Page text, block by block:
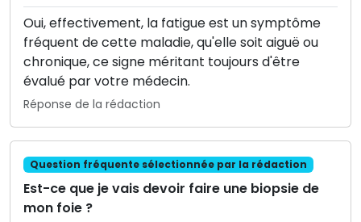
Oui, effectivement, la fatigue est un symptôme
fréquent de cette maladie, qu'elle soit aiguë ou
chronique, ce signe méritant toujours d'être
évalué par votre médecin.
Réponse de la rédaction
Question fréquente sélectionnée par la rédaction
Est-ce que je vais devoir faire une biopsie de
mon foie ?